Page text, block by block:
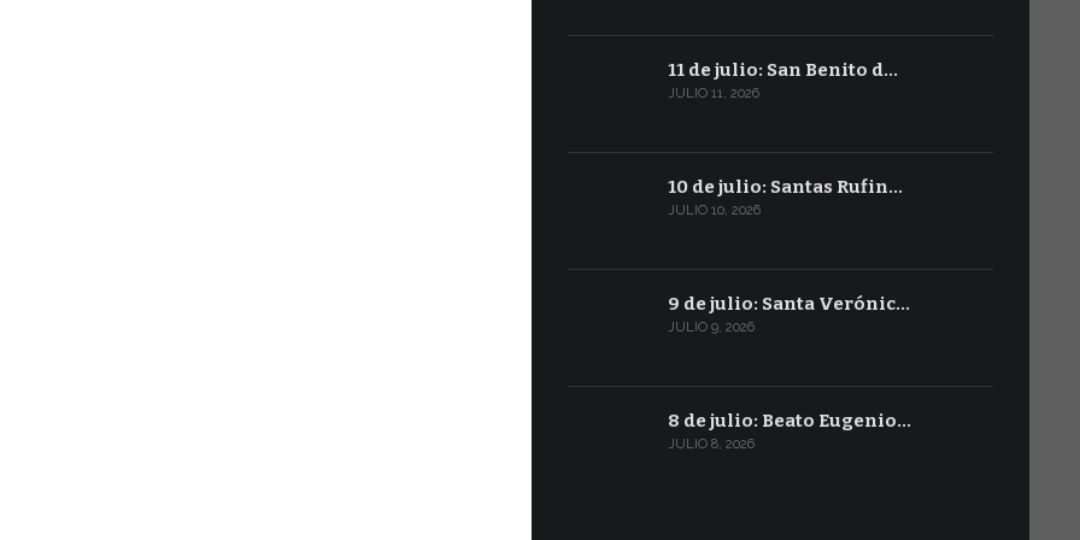
11 de julio: San Benito d…
JULIO 11, 2026
10 de julio: Santas Rufin…
JULIO 10, 2026
9 de julio: Santa Verónic…
JULIO 9, 2026
8 de julio: Beato Eugenio…
JULIO 8, 2026